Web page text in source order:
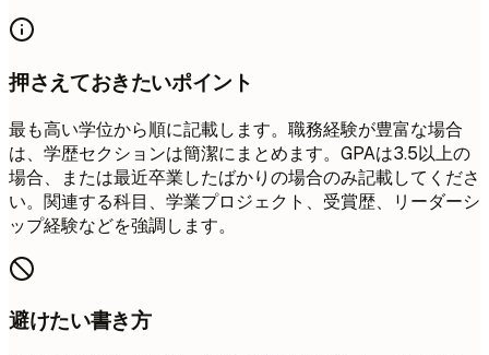
押さえておきたいポイント
最も高い学位から順に記載します。職務経験が豊富な場合
は、学歴セクションは簡潔にまとめます。GPAは3.5以上の
場合、または最近卒業したばかりの場合のみ記載してくださ
い。関連する科目、学業プロジェクト、受賞歴、リーダーシ
ップ経験などを強調します。
避けたい書き方